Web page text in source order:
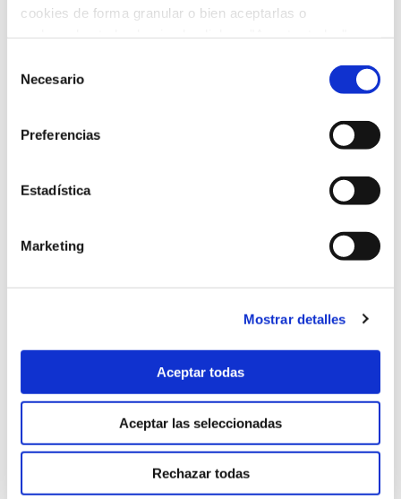
cookies de forma granular o bien aceptarlas o
política de cookies
Necesario
Preferencias
Estadística
Marketing
Mostrar detalles
Aceptar todas
Aceptar las seleccionadas
Rechazar todas
Prensa y Medios (206)
Radiología
Trastornos del movimiento
Tratamientos(11)
Video-consejos nutricionales(15)
Vídeos(21)